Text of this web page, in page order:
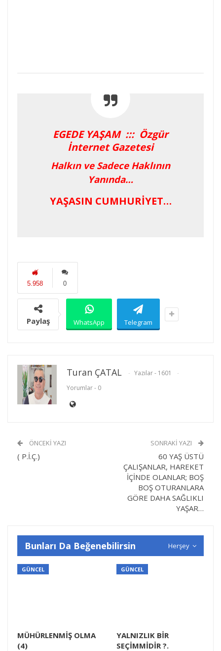
EGEDE YAŞAM ::: Özgür
İnternet Gazetesi
Halkın ve Sadece Haklının
Yanında…
YAŞASIN CUMHURİYET…
0
5.958
Paylaş WhatsApp Telegram
Turan ÇATAL
Yazılar - 1601
Yorumlar - 0
ÖNCEKI YAZI
( P.İ.Ç.)
SONRAKI YAZI
60 YAŞ ÜSTÜ
ÇALIŞANLAR, HAREKET
İÇİNDE OLANLAR; BOŞ
BOŞ OTURANLARA
GÖRE DAHA SAĞLIKLI
YAŞAR…
Herşey
Bunları Da Beğenebilirsin
GÜNCEL
MÜHÜRLENMİŞ OLMA
(4)
GÜNCEL
YALNIZLIK BİR
SEÇİMMİDİR ?.